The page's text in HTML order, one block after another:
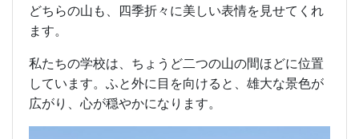
どちらの山も、四季折々に美しい表情を見せてくれ
ます。
私たちの学校は、ちょうど二つの山の間ほどに位置
しています。ふと外に目を向けると、雄大な景色が
広がり、心が穏やかになります。